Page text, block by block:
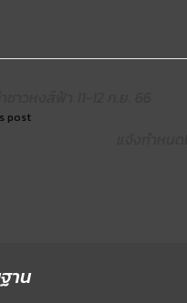
post
าน